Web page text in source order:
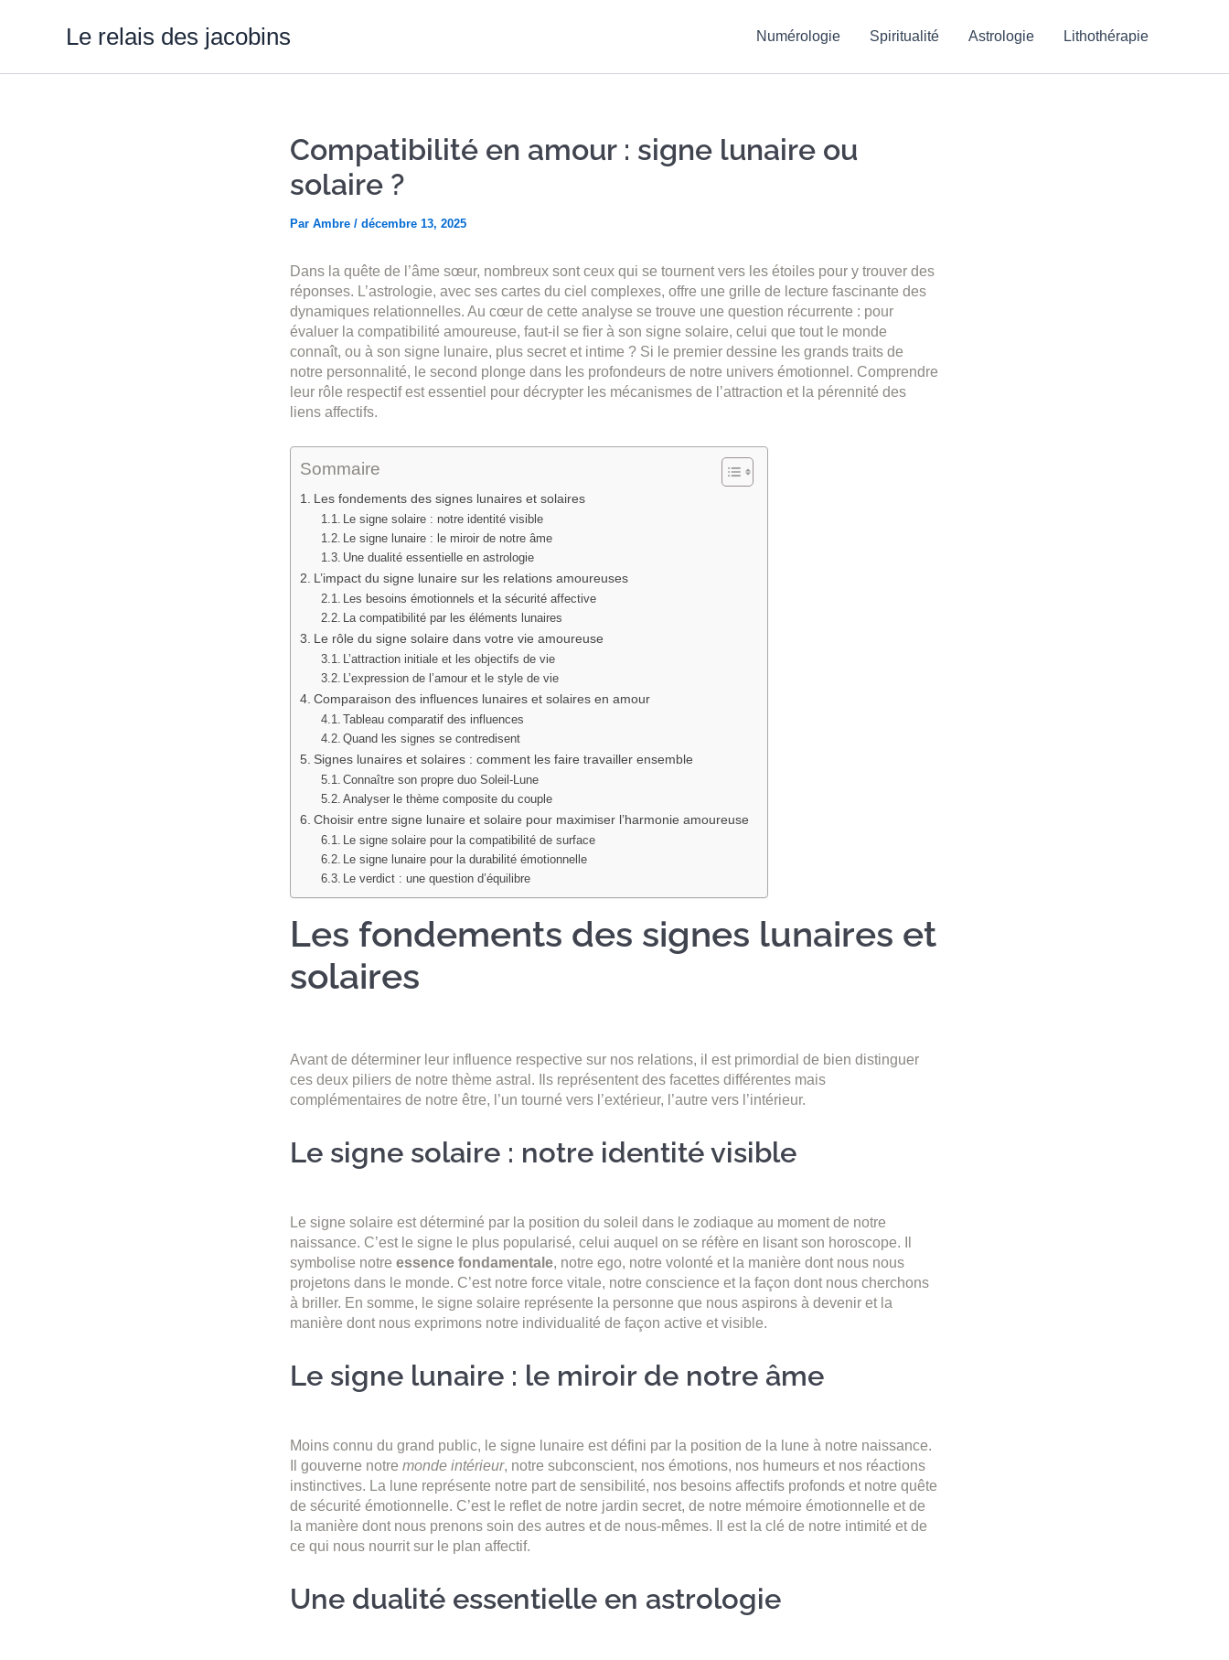
Le relais des jacobins Numérologie Spiritualité Astrologie Lithothérapie
Compatibilité en amour : signe lunaire ou
solaire ?
Par Ambre / décembre 13, 2025
Dans la quête de l’âme sœur, nombreux sont ceux qui se tournent vers les étoiles pour y trouver des
réponses. L’astrologie, avec ses cartes du ciel complexes, offre une grille de lecture fascinante des
dynamiques relationnelles. Au cœur de cette analyse se trouve une question récurrente : pour
évaluer la compatibilité amoureuse, faut-il se fier à son signe solaire, celui que tout le monde
connaît, ou à son signe lunaire, plus secret et intime ? Si le premier dessine les grands traits de
notre personnalité, le second plonge dans les profondeurs de notre univers émotionnel. Comprendre
leur rôle respectif est essentiel pour décrypter les mécanismes de l’attraction et la pérennité des
liens affectifs.
Sommaire
Les fondements des signes lunaires et solaires
Le signe solaire : notre identité visible
Le signe lunaire : le miroir de notre âme
Une dualité essentielle en astrologie
L’impact du signe lunaire sur les relations amoureuses
Les besoins émotionnels et la sécurité affective
La compatibilité par les éléments lunaires
Le rôle du signe solaire dans votre vie amoureuse
L’attraction initiale et les objectifs de vie
L’expression de l’amour et le style de vie
Comparaison des influences lunaires et solaires en amour
Tableau comparatif des influences
Quand les signes se contredisent
Signes lunaires et solaires : comment les faire travailler ensemble
Connaître son propre duo Soleil-Lune
Analyser le thème composite du couple
Choisir entre signe lunaire et solaire pour maximiser l’harmonie amoureuse
Le signe solaire pour la compatibilité de surface
Le signe lunaire pour la durabilité émotionnelle
Le verdict : une question d’équilibre
Les fondements des signes lunaires et
solaires
Avant de déterminer leur influence respective sur nos relations, il est primordial de bien distinguer
ces deux piliers de notre thème astral. Ils représentent des facettes différentes mais
complémentaires de notre être, l’un tourné vers l’extérieur, l’autre vers l’intérieur.
Le signe solaire : notre identité visible
Le signe solaire est déterminé par la position du soleil dans le zodiaque au moment de notre
naissance. C’est le signe le plus popularisé, celui auquel on se réfère en lisant son horoscope. Il
symbolise notre essence fondamentale, notre ego, notre volonté et la manière dont nous nous
projetons dans le monde. C’est notre force vitale, notre conscience et la façon dont nous cherchons
à briller. En somme, le signe solaire représente la personne que nous aspirons à devenir et la
manière dont nous exprimons notre individualité de façon active et visible.
Le signe lunaire : le miroir de notre âme
Moins connu du grand public, le signe lunaire est défini par la position de la lune à notre naissance.
Il gouverne notre monde intérieur, notre subconscient, nos émotions, nos humeurs et nos réactions
instinctives. La lune représente notre part de sensibilité, nos besoins affectifs profonds et notre quête
de sécurité émotionnelle. C’est le reflet de notre jardin secret, de notre mémoire émotionnelle et de
la manière dont nous prenons soin des autres et de nous-mêmes. Il est la clé de notre intimité et de
ce qui nous nourrit sur le plan affectif.
Une dualité essentielle en astrologie